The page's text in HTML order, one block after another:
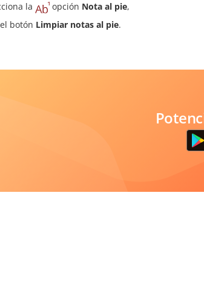
la
opción Nota al pie,
botón Limpiar notas al pie.